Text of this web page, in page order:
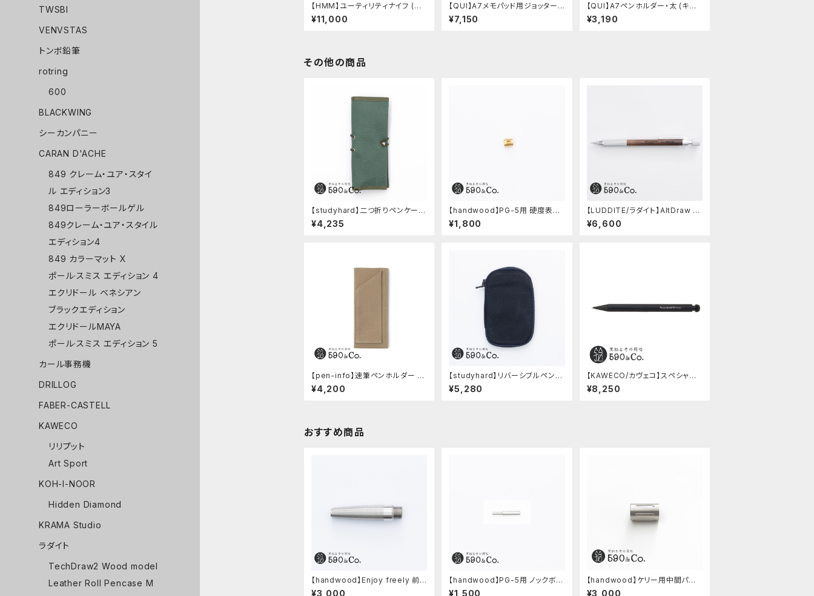
【HMM】ユーティリティナイフ (シ
ルバー)
¥11,000
【QUI】A7メモパッド用ジョッター・
ブッテーロ (グリーン)
¥7,150
【QUI】A7ペンホルダー・太 (キャメ
ル)
¥3,190
その他の商品
【studyhard】二つ折りペンケー
ス ミニマムコンパクトサイズ(ア
クアブルー)
¥4,235
【handwood】PG-5用 硬度表示
窓 (真鍮/菱形窓)
¥1,800
【LUDDITE/ラダイト】AltDraw 0.
5 シルバー(ウォルナット)
¥6,600
【pen-info】速筆ペンホルダー A
5スナップパッド590&Co.別注色
(ベージュ)
¥4,200
【studyhard】リバーシブルペンケ
ース (ブラック)
¥5,280
【KAWECO/カヴェコ】スペシャル
ペンシル(0.5mm)
¥8,250
おすすめ商品
【handwood】Enjoy freely 前
軸・滑り止め(ステンレス)
¥3,000
【handwood】PG-5用 ノックボタ
ン (超々ジュラルミン)
¥1,500
【handwood】ケリー用中間パー
ツ/カスタムグリップ (縦溝/ステン
¥3,000
TWSBI
VENVSTAS
トンボ鉛筆
rotring
600
BLACKWING
シーカンパニー
CARAN D'ACHE
849 クレーム・ユア・スタイ
ル エディション3
849ローラーボールゲル
849クレーム・ユア・スタイル
エディション4
849 カラーマット X
ポール·スミス エディション 4
エクリドール ベネシアン
ブラックエディション
エクリドールMAYA
ポール·スミス エディション 5
カール事務機
DRILLOG
FABER-CASTELL
KAWECO
リリプット
Art Sport
KOH-I-NOOR
Hidden Diamond
KRAMA Studio
ラダイト
TechDraw2 Wood model
Leather Roll Pencase M